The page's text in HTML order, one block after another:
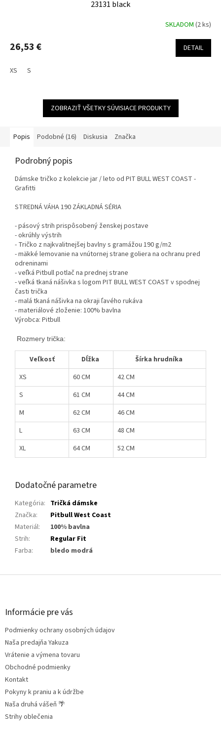
23131 black
SKLADOM (2 ks)
26,53 € DETAIL
XS S
ZOBRAZIŤ VŠETKY SÚVISIACE PRODUKTY
Popis Podobné (16) Diskusia Značka
Podrobný popis
Dámske tričko z kolekcie jar / leto od PIT BULL WEST COAST -
Grafitti
STREDNÁ VÁHA 190 ZÁKLADNÁ SÉRIA
- pásový strih prispôsobený ženskej postave
- okrúhly výstrih
- Tričko z najkvalitnejšej bavlny s gramážou 190 g/m2
- mäkké lemovanie na vnútornej strane goliera na ochranu pred
odreninami
- veľká Pitbull potlač na prednej strane
- veľká tkaná nášivka s logom PIT BULL WEST COAST v spodnej
časti trička
- malá tkaná nášivka na okraji ľavého rukáva
- materiálové zloženie: 100% bavlna
Výrobca: Pitbull
Rozmery trička:
Veľkosť Dĺžka
Šírka hrudníka
XS
60 CM
42 CM
S
61 CM
44 CM
M
62 CM
46 CM
L
63 CM
48 CM
XL
64 CM 52 CM
Dodatočné parametre
Kategória: Tričká dámske
Značka:
Pitbull West Coast
Materiál:
100% bavlna
Strih:
Regular Fit
Farba: bledo modrá
Z
Informácie pre vás
Podmienky ochrany osobných údajov
Naša predajňa Yakuza
Vrátenie a výmena tovaru
Obchodné podmienky
Kontakt
Pokyny k praniu a k údržbe
Naša druhá vášeň 🌴
Strihy oblečenia